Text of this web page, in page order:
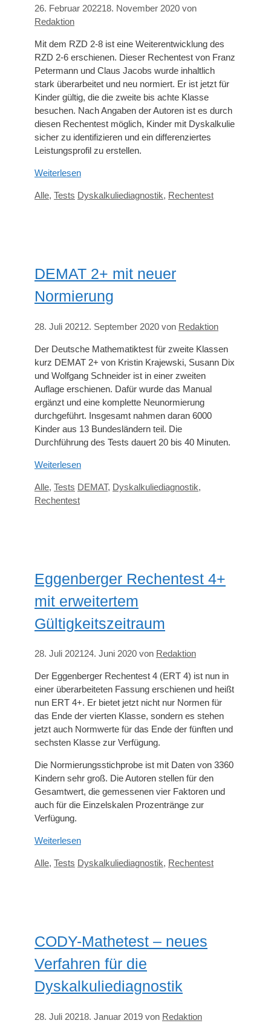
26. Februar 202218. November 2020 von
Redaktion
Mit dem RZD 2-8 ist eine Weiterentwicklung des
RZD 2-6 erschienen. Dieser Rechentest von Franz
Petermann und Claus Jacobs wurde inhaltlich
stark überarbeitet und neu normiert. Er ist jetzt für
Kinder gültig, die die zweite bis achte Klasse
besuchen. Nach Angaben der Autoren ist es durch
diesen Rechentest möglich, Kinder mit Dyskalkulie
sicher zu identifizieren und ein differenziertes
Leistungsprofil zu erstellen.
Weiterlesen
Kategorien
Alle, Tests Schlagwörter
Dyskalkuliediagnostik, Rechentest
DEMAT 2+ mit neuer
Normierung
28. Juli 20212. September 2020 von Redaktion
Der Deutsche Mathematiktest für zweite Klassen
kurz DEMAT 2+ von Kristin Krajewski, Susann Dix
und Wolfgang Schneider ist in einer zweiten
Auflage erschienen. Dafür wurde das Manual
ergänzt und eine komplette Neunormierung
durchgeführt. Insgesamt nahmen daran 6000
Kinder aus 13 Bundesländern teil. Die
Durchführung des Tests dauert 20 bis 40 Minuten.
Weiterlesen
Kategorien
Alle, Tests Schlagwörter
DEMAT, Dyskalkuliediagnostik,
Rechentest
Eggenberger Rechentest 4+
mit erweitertem
Gültigkeitszeitraum
28. Juli 202124. Juni 2020 von Redaktion
Der Eggenberger Rechentest 4 (ERT 4) ist nun in
einer überarbeiteten Fassung erschienen und heißt
nun ERT 4+. Er bietet jetzt nicht nur Normen für
das Ende der vierten Klasse, sondern es stehen
jetzt auch Normwerte für das Ende der fünften und
sechsten Klasse zur Verfügung.
Die Normierungsstichprobe ist mit Daten von 3360
Kindern sehr groß. Die Autoren stellen für den
Gesamtwert, die gemessenen vier Faktoren und
auch für die Einzelskalen Prozentränge zur
Verfügung.
Weiterlesen
Kategorien
Alle, Tests Schlagwörter
Dyskalkuliediagnostik, Rechentest
CODY-Mathetest – neues
Verfahren für die
Dyskalkuliediagnostik
28. Juli 20218. Januar 2019 von Redaktion